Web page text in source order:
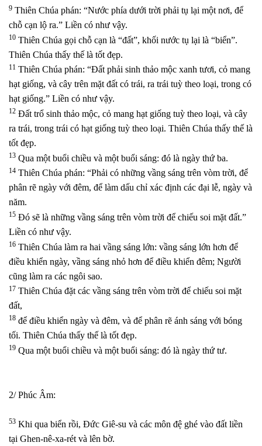
9 Thiên Chúa phán: “Nước phía dưới trời phải tụ lại một nơi, để
chỗ cạn lộ ra.” Liền có như vậy.
10 Thiên Chúa gọi chỗ cạn là “đất”, khối nước tụ lại là “biển”.
Thiên Chúa thấy thế là tốt đẹp.
11 Thiên Chúa phán: “Đất phải sinh thảo mộc xanh tươi, cỏ mang
hạt giống, và cây trên mặt đất có trái, ra trái tuỳ theo loại, trong có
hạt giống.” Liền có như vậy.
12 Đất trổ sinh thảo mộc, cỏ mang hạt giống tuỳ theo loại, và cây
ra trái, trong trái có hạt giống tuỳ theo loại. Thiên Chúa thấy thế là
tốt đẹp.
13 Qua một buổi chiều và một buổi sáng: đó là ngày thứ ba.
14 Thiên Chúa phán: “Phải có những vầng sáng trên vòm trời, để
phân rẽ ngày với đêm, để làm dấu chỉ xác định các đại lễ, ngày và
năm.
15 Đó sẽ là những vầng sáng trên vòm trời để chiếu soi mặt đất.”
Liền có như vậy.
16 Thiên Chúa làm ra hai vầng sáng lớn: vầng sáng lớn hơn để
điều khiển ngày, vầng sáng nhỏ hơn để điều khiển đêm; Người
cũng làm ra các ngôi sao.
17 Thiên Chúa đặt các vầng sáng trên vòm trời để chiếu soi mặt
đất,
18 để điều khiển ngày và đêm, và để phân rẽ ánh sáng với bóng
tối. Thiên Chúa thấy thế là tốt đẹp.
19 Qua một buổi chiều và một buổi sáng: đó là ngày thứ tư.
2/ Phúc Âm:
53 Khi qua biển rồi, Đức Giê-su và các môn đệ ghé vào đất liền
tại Ghen-nê-xa-rét và lên bờ.